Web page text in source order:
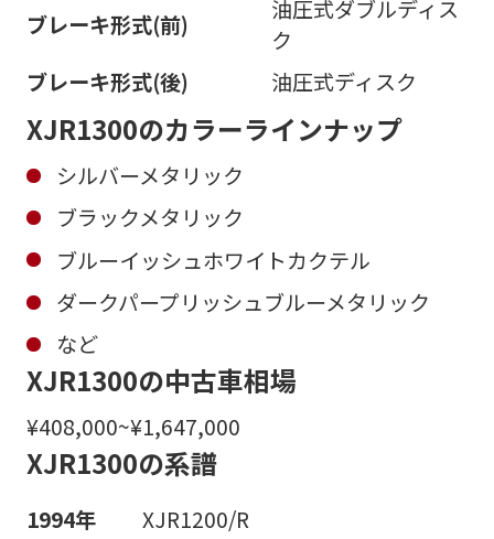
ブレーキ形式(前)
油圧式ダブルディス
ク
ブレーキ形式(後)
油圧式ディスク
XJR1300のカラーラインナップ
シルバーメタリック
ブラックメタリック
ブルーイッシュホワイトカクテル
ダークパープリッシュブルーメタリック
など
XJR1300の中古車相場
¥408,000~¥1,647,000
XJR1300の系譜
1994年
XJR1200/R